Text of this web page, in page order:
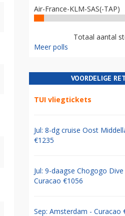
Air-France-KLM-SAS(-TAP)
Totaal aantal
Meer polls
VOORDELIGE
TUI vliegtickets
Jul: 8-dg cruise Oost
€1235
Jul: 9-daagse Chogogo
Curacao €1056
Sep: Amsterdam - Curacao